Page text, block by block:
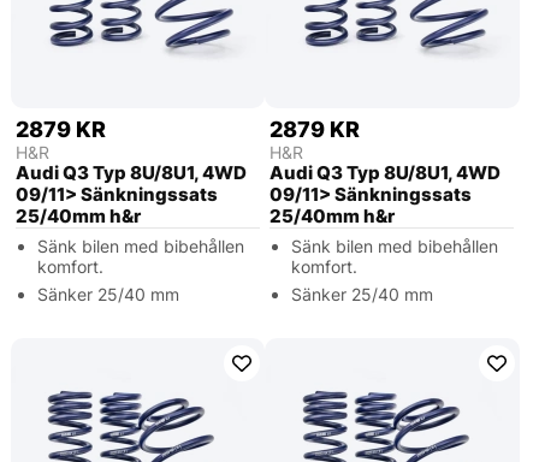
2879 KR
H&R
Audi Q3 Typ 8U/8U1, 4WD
09/11> Sänkningssats
25/40mm h&r
Sänk bilen med bibehållen
komfort.
Sänker 25/40 mm
2879 KR
H&R
Audi Q3 Typ 8U/8U1, 4WD
09/11> Sänkningssats
25/40mm h&r
Sänk bilen med bibehållen
komfort.
Sänker 25/40 mm